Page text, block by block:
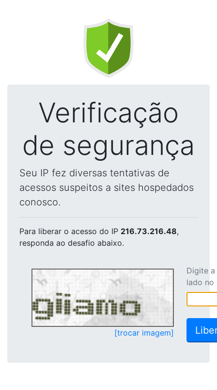
Verificação
de segurança
Seu IP fez diversas tentativas de
acessos suspeitos a sites hospedados
conosco.
Para liberar o acesso do IP 216.73.216.48,
responda ao desafio abaixo.
[trocar imagem]
Digite
lado no